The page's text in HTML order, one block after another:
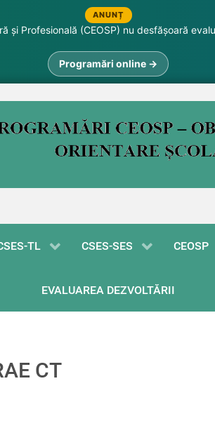
ANUNȚ
și Profesională (CEOSP) nu desfășoară
Programări online →
TL CSES-SES CEOSP
EVALUAREA DEZVOLTĂRII
CT